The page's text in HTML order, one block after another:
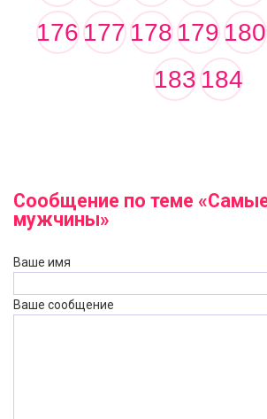
176177178179180
183184
Сообщение по теме
мужчины»
Ваше имя
Ваше сообщение